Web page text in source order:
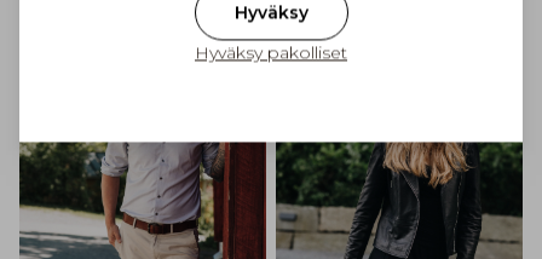
Hyväksy
Hyväksy pakolliset